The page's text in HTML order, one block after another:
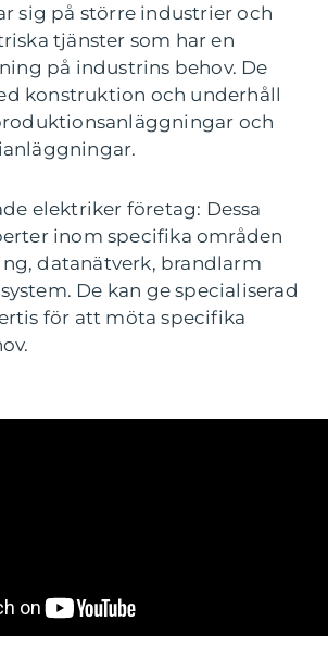
sig på större industrier och
tjänster som har en
på industrins behov. De
konstruktion och underhåll
och
elektriker företag: Dessa
inom specifika områden
datanätverk, brandlarm
De kan ge specialiserad
för att möta specifika